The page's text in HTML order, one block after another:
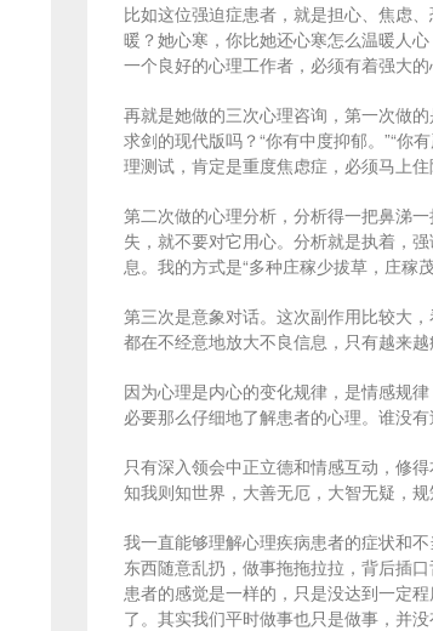
比如这位强迫症患者，就是担心、焦虑
暖？她心寒，你比她还心寒怎么温暖人
一个良好的心理工作者，必须有着强大的
再就是她做的三次心理咨询，第一次做
求剑的现代版吗？“你有中度抑郁。”“你
理测试，肯定是重度焦虑症，必须马上
第二次做的心理分析，分析得一把鼻涕
失，就不要对它用心。分析就是执着，
息。我的方式是“多种庄稼少拔草，庄稼茂
第三次是意象对话。这次副作用比较大
都在不经意地放大不良信息，只有越来越
因为心理是内心的变化规律，是情感规
必要那么仔细地了解患者的心理。谁没
只有深入领会中正立德和情感互动，修
知我则知世界，大善无厄，大智无疑，规
我一直能够理解心理疾病患者的症状和
东西随意乱扔，做事拖拖拉拉，背后插
患者的感觉是一样的，只是没达到一定
了。其实我们平时做事也只是做事，并